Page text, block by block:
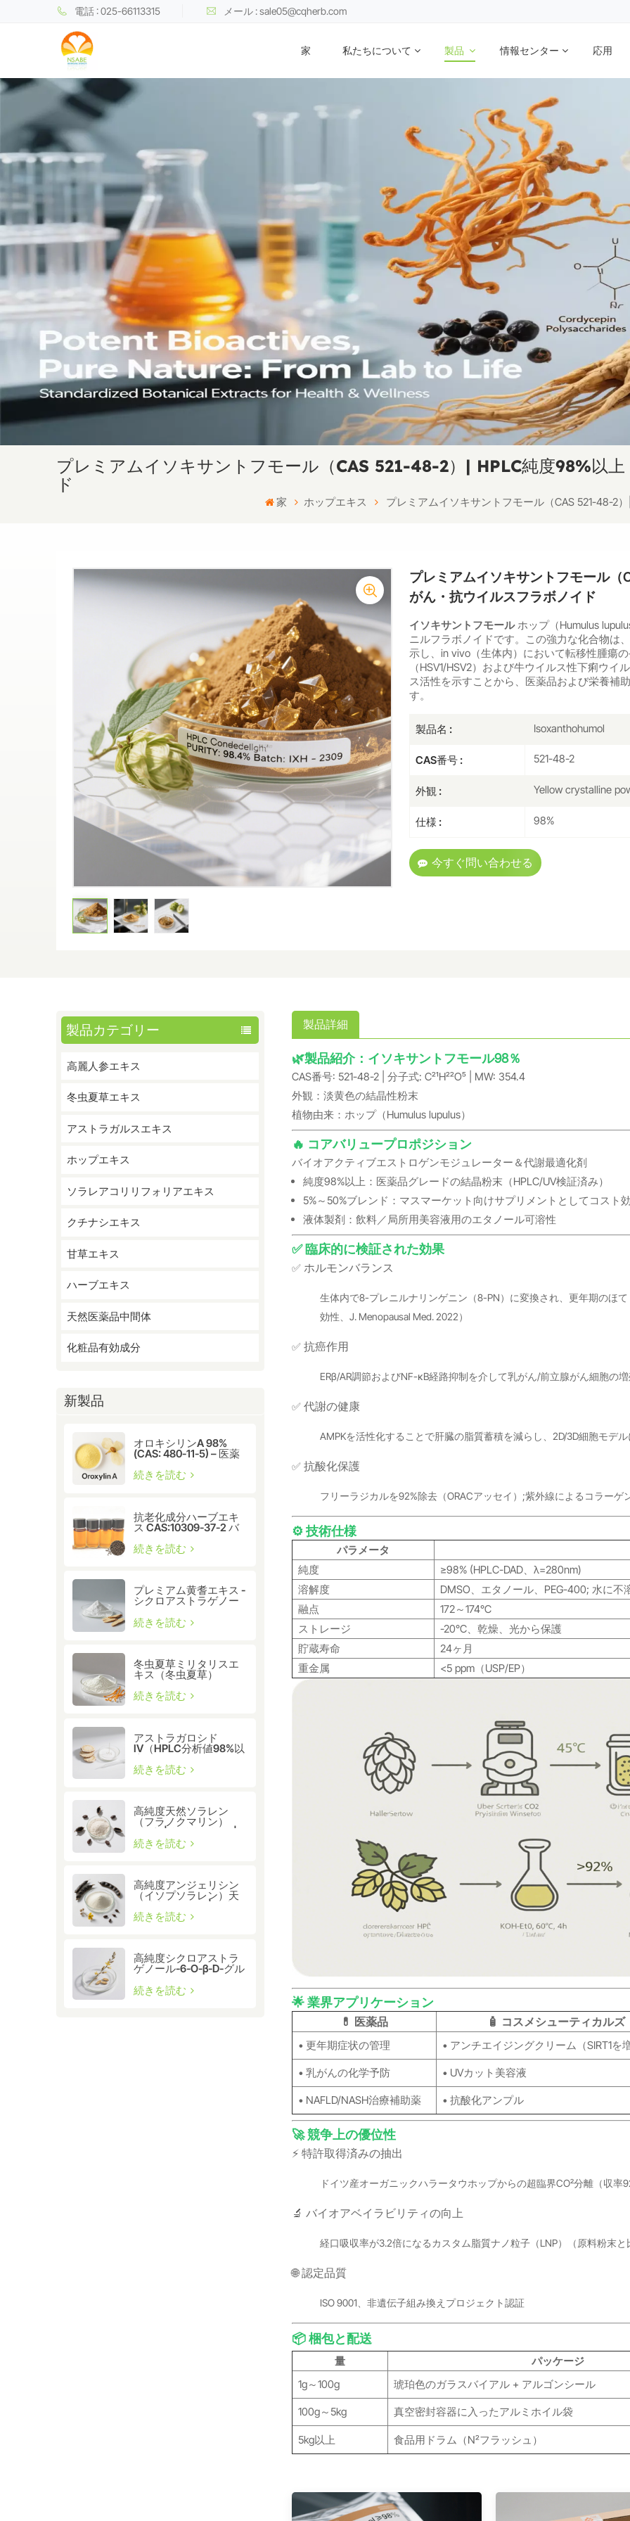
電話 : 025-66113315 メール : sale05@cqherb.com
家 私たちについて 製品 情報センター 応用
プレミアムイソキサントフモール（CAS 521-48-2）| HPLC純度98%以
ド
家 ホップエキス プレミアムイソキサントフモール（CAS 521-48-2
プレミアムイソキサントフモール（
がん・抗ウイルスフラボノイド
イソキサントフモールホップ（Humulus
ニルフラボノイドです。この強力な化合物は
示し、in vivo（生体内）において転移性腫瘍
（HSV1/HSV2）および牛ウイルス性下痢ウ
ス活性を示すことから、医薬品および栄養補
す。
製品名 : Isoxanthohumol
CAS番号 : 521-48-2
外観 : Yellow crystalline
仕様 : 98%
今すぐ問い合わせる
製品カテゴリー
高麗人参エキス
冬虫夏草エキス
アストラガルスエキス
ホップエキス
ソラレアコリリフォリアエキス
クチナシエキス
甘草エキス
ハーブエキス
天然医薬品中間体
化粧品有効成分
新製品
オロキシリンA 98%
(CAS: 480-11-5) – 医薬
品および化粧品研究用
天然フラボノイド化合
続きを読む
抗老化成分ハーブエキ
ス CAS:10309-37-2 バ
続きを読む
プレミアム黄耆エキス -
シクロアストラゲノー
続きを読む
冬虫夏草ミリタリスエ
キス（冬虫夏草）
CAS:73-03-0
続きを読む
アストラガロシド
IV（HPLC分析値98%以
上） - テロメラーゼ活性
化と細胞の健康のため
のプレミアム黄耆エキ
続きを読む
高純度天然ソラレン
（フラノクマリン）
≥98% | CAS 66-97-7 |
研究グレードの生理活
性化合物
続きを読む
高純度アンジェリシン
（イソプソラレン）天
然抽出物 ≥98% | 研究・
医薬品グレード
続きを読む
高純度シクロアストラ
ゲノール-6-O-β-D-グル
12-7）
続きを読む
製品詳細
🌿製品紹介：イソキサントフモール98％
CAS番号: 521-48-2 | 分子式: C₂₁H₂₂O₅ | MW: 354.4
外観：淡黄色の結晶性粉末
植物由来：ホップ（Humulus lupulus）
🔥 コアバリュープロポジション
バイオアクティブエストロゲンモジュレーター＆代謝最適化剤
純度98%以上：医薬品グレードの結晶粉末（HPLC/UV検証済み）
5%～50%ブレンド：マスマーケット向けサプリメントとしてコスト
液体製剤：飲料／局所用美容液用のエタノール可溶性
✅ 臨床的に検証された効果
✅ホルモンバランス
生体内で8-プレニルナリンゲニン（8-PN）に変換され、更年期のほ
効性、J. Menopausal Med. 2022）
✅ 抗癌作用
ERβ/AR調節およびNF-κB経路抑制を介して乳がん/前立腺がん細胞の
✅ 代謝の健康
AMPKを活性化することで肝臓の脂質蓄積を減らし、2D/3D細胞モデ
✅ 抗酸化保護
フリーラジカルを92%除去（ORACアッセイ）;紫外線によるコラーゲ
⚙️ 技術仕様
パラメータ
純度
≥98% (HPLC-DAD、λ=280nm)
溶解度
DMSO、エタノール、PEG-400; 水に不
融点
172～174℃
ストレージ
-20°C、乾燥、光から保護
貯蔵寿命
24ヶ月
重金属
<5 ppm（USP/EP）
🌟 業界アプリケーション
💊 医薬品 🧴 コスメシューティカルズ
• 更年期症状の管理 • アンチエイジングクリーム（SIRT1を
• 乳がんの化学予防 • UVカット美容液
• NAFLD/NASH治療補助薬 • 抗酸化アンプル
🚀 競争上の優位性
⚡️ 特許取得済みの抽出
ドイツ産オーガニックハラータウホップからの超臨界CO₂分離（収率
🔬 バイオアベイラビリティの向上
経口吸収率が3.2倍になるカスタム脂質ナノ粒子（LNP）（原料粉末と
🌐 認定品質
ISO 9001、非遺伝子組み換えプロジェクト認証
📦 梱包と配送
量
パッケージ
1g～100g
琥珀色のガラスバイアル + アルゴンシール
100g～5kg 真空密封容器に入ったアルミホイル袋
5kg以上 食品用ドラム（N₂フラッシュ）